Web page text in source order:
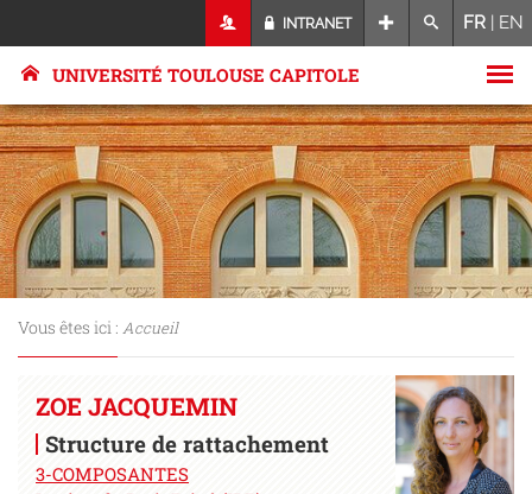
INTRANET FR | EN
UNIVERSITÉ TOULOUSE CAPITOLE
Vous êtes ici : Accueil
ZOE JACQUEMIN
Structure de rattachement
3-COMPOSANTES